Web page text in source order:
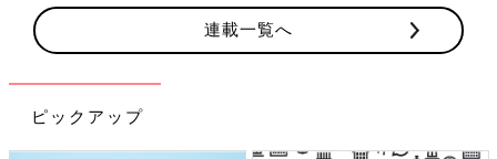
連載一覧へ
ピックアップ